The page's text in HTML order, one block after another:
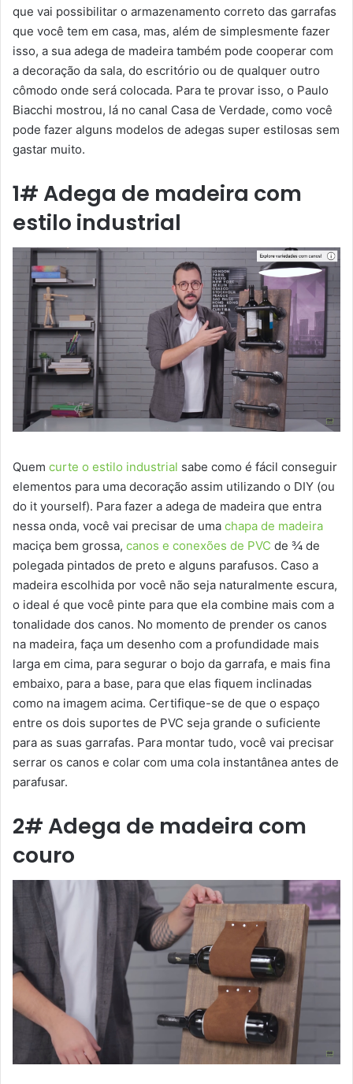
que vai possibilitar o armazenamento correto das garrafas
que você tem em casa, mas, além de simplesmente fazer
isso, a sua adega de madeira também pode cooperar com
a decoração da sala, do escritório ou de qualquer outro
cômodo onde será colocada. Para te provar isso, o Paulo
Biacchi mostrou, lá no canal Casa de Verdade, como você
pode fazer alguns modelos de adegas super estilosas sem
gastar muito.
1# Adega de madeira com
estilo industrial
Quem curte o estilo industrial sabe como é fácil conseguir
elementos para uma decoração assim utilizando o DIY (ou
do it yourself). Para fazer a adega de madeira que entra
nessa onda, você vai precisar de uma chapa de madeira
maciça bem grossa, canos e conexões de PVC de ¾ de
polegada pintados de preto e alguns parafusos. Caso a
madeira escolhida por você não seja naturalmente escura,
o ideal é que você pinte para que ela combine mais com a
tonalidade dos canos. No momento de prender os canos
na madeira, faça um desenho com a profundidade mais
larga em cima, para segurar o bojo da garrafa, e mais fina
embaixo, para a base, para que elas fiquem inclinadas
como na imagem acima. Certifique-se de que o espaço
entre os dois suportes de PVC seja grande o suficiente
para as suas garrafas. Para montar tudo, você vai precisar
serrar os canos e colar com uma cola instantânea antes de
parafusar.
2# Adega de madeira com
couro